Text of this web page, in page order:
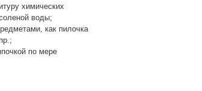
химических
воды;
как пилочка
по мере